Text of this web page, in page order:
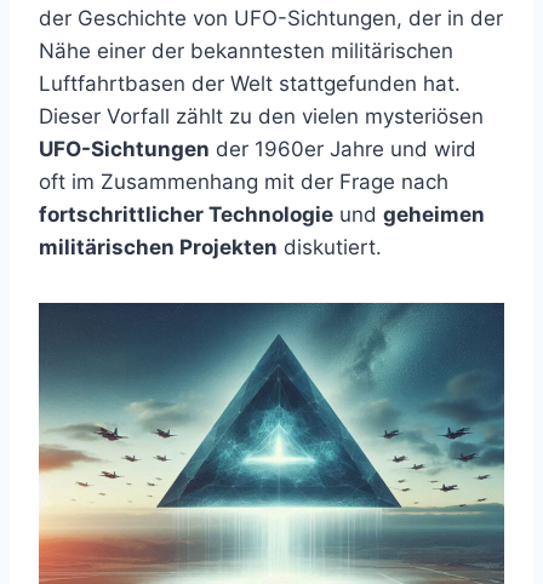
der Geschichte von UFO-Sichtungen, der in der
Nähe einer der bekanntesten militärischen
Luftfahrtbasen der Welt stattgefunden hat.
Dieser Vorfall zählt zu den vielen mysteriösen
UFO-Sichtungen der 1960er Jahre und wird
oft im Zusammenhang mit der Frage nach
fortschrittlicher Technologie und geheimen
militärischen Projekten diskutiert.